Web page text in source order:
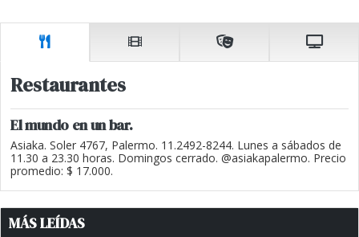
Restaurantes
El mundo en un bar.
Asiaka. Soler 4767, Palermo. 11.2492-8244. Lunes a sábados de
11.30 a 23.30 horas. Domingos cerrado. @asiakapalermo. Precio
promedio: $ 17.000.
MÁS LEÍDAS